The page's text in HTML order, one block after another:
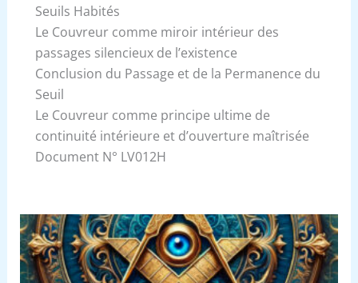
Seuils Habités
Le Couvreur comme miroir intérieur des
passages silencieux de l’existence
Conclusion du Passage et de la Permanence du
Seuil
Le Couvreur comme principe ultime de
continuité intérieure et d’ouverture maîtrisée
Document N° LV012H